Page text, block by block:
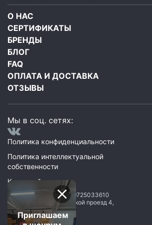
О НАС
СЕРТИФИКАТЫ
БРЕНДЫ
БЛОГ
FAQ
ОПЛАТА И ДОСТАВКА
ОТЗЫВЫ
Мы в соц. сетях:
Политика конфиденциальности
Политика интеллектуальной
собственности
Карта сайта
ООО Мегаполис ИНН: 9725033610
119071
2 Донской проезд 4,
строение 1, пом. 435
Приглашаем